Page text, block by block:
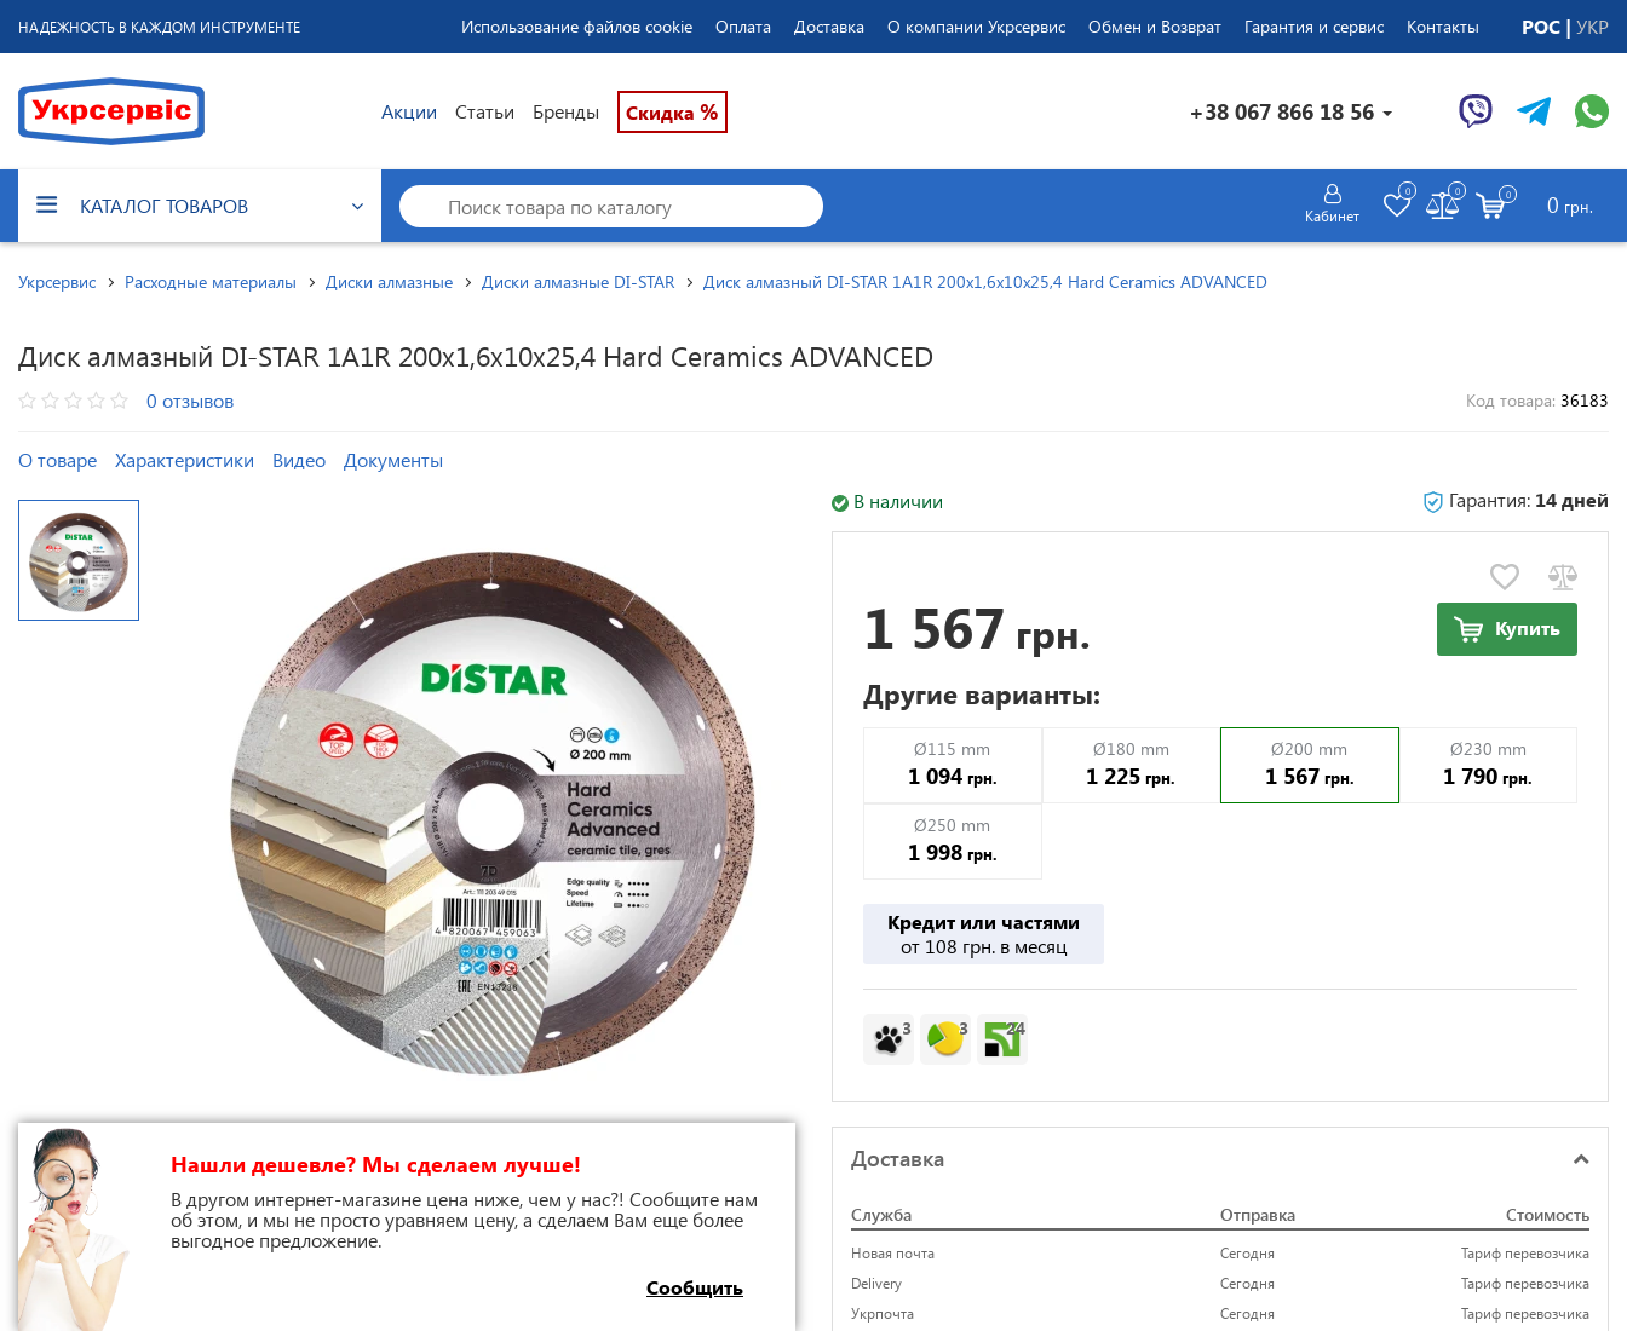
НАДЕЖНОСТЬ В КАЖДОМ ИНСТРУМЕНТЕ Использование файлов cookie Оплата Доставка О компании Укрсервис Обмен и Возврат Гарантия и сервис Контакты РОС УКР
Акции Статьи Бренды Скидка % +38 067 866 18 56
КАТАЛОГ ТОВАРОВ Кабинет
0 0 0 0 грн.
Укрсервис Расходные материалы Диски алмазные Диски алмазные DI-STAR Диск алмазный DI-STAR 1A1R 200x1,6x10x25,4 Hard Ceramics ADVANCED
Диск алмазный DI-STAR 1A1R 200x1,6x10x25,4 Hard Ceramics ADVANCED
0 отзывов Код товара: 36183
О товаре Характеристики Видео Документы
Нашли дешевле? Мы сделаем лучше!
В другом интернет-магазине цена ниже, чем у нас?! Сообщите нам
об этом, и мы не просто уравняем цену, а сделаем Вам еще более
выгодное предложение.
Сообщить
В наличии Гарантия: 14 дней
1 567 грн. Купить
Другие варианты:
Ø115 mm
1 094грн.
Ø180 mm
1 225 грн.
Ø200 mm
1 567грн.
Ø230 mm
1 790 грн.
Ø250 mm
1 998грн.
Кредит или частями
от 108 грн. в месяц
3 3 24
Доставка
Служба Отправка Стоимость
Новая почта Сегодня
Тариф перевозчика
Delivery
Сегодня
Тариф перевозчика
Укрпочта
Сегодня
Тариф перевозчика